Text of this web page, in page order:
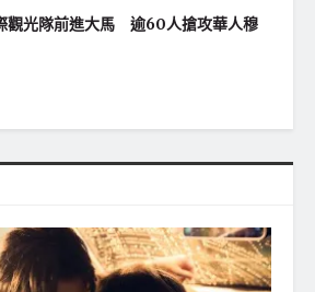
觀光隊前進大馬 逾60人搶攻華人穆